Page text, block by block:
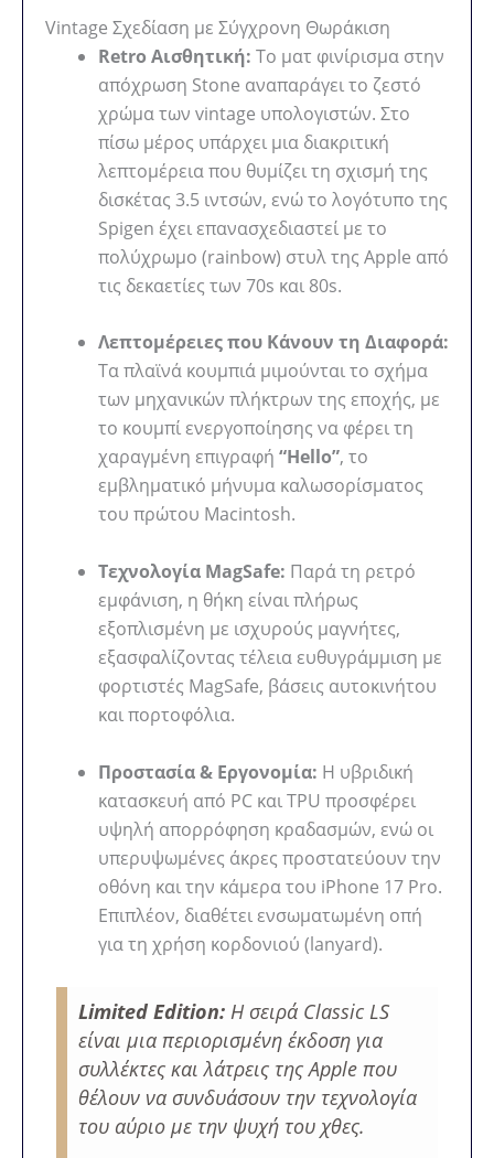
Vintage Σχεδίαση με Σύγχρονη Θωράκιση
Retro Αισθητική: Το ματ φινίρισμα στην
απόχρωση Stone αναπαράγει το ζεστό
χρώμα των vintage υπολογιστών. Στο
πίσω μέρος υπάρχει μια διακριτική
λεπτομέρεια που θυμίζει τη σχισμή της
δισκέτας 3.5 ιντσών, ενώ το λογότυπο της
Spigen έχει επανασχεδιαστεί με το
πολύχρωμο (rainbow) στυλ της Apple από
τις δεκαετίες των 70s και 80s.
Λεπτομέρειες που Κάνουν τη Διαφορά:
Τα πλαϊνά κουμπιά μιμούνται το σχήμα
των μηχανικών πλήκτρων της εποχής, με
το κουμπί ενεργοποίησης να φέρει τη
χαραγμένη επιγραφή “Hello”, το
εμβληματικό μήνυμα καλωσορίσματος
του πρώτου Macintosh.
Τεχνολογία MagSafe: Παρά τη ρετρό
εμφάνιση, η θήκη είναι πλήρως
εξοπλισμένη με ισχυρούς μαγνήτες,
εξασφαλίζοντας τέλεια ευθυγράμμιση με
φορτιστές MagSafe, βάσεις αυτοκινήτου
και πορτοφόλια.
Προστασία & Εργονομία: Η υβριδική
κατασκευή από PC και TPU προσφέρει
υψηλή απορρόφηση κραδασμών, ενώ οι
υπερυψωμένες άκρες προστατεύουν την
οθόνη και την κάμερα του iPhone 17 Pro.
Επιπλέον, διαθέτει ενσωματωμένη οπή
για τη χρήση κορδονιού (lanyard).
Limited Edition: Η σειρά Classic LS
είναι μια περιορισμένη έκδοση για
συλλέκτες και λάτρεις της Apple που
θέλουν να συνδυάσουν την τεχνολογία
του αύριο με την ψυχή του χθες.